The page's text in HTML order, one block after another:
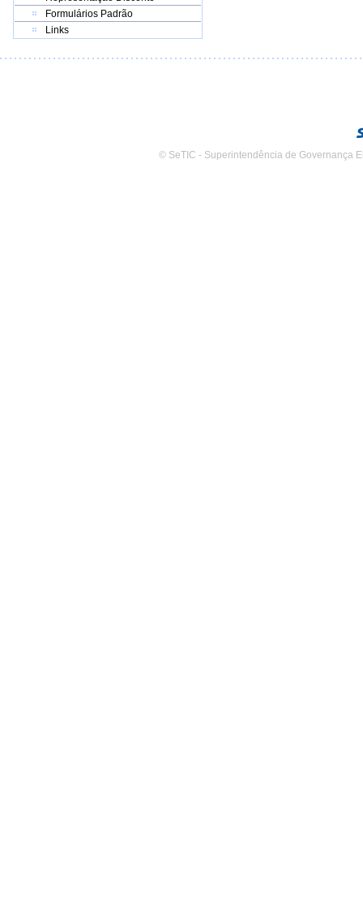
Formulários Padrão
Links
© SeTIC - Superintendência de Governança